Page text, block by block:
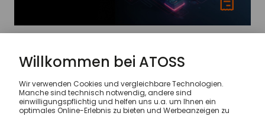
Industrie 5.0 vs. Industrie 4.0: Was sind die
Unterschiede?